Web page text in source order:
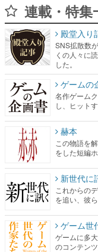
連載・特集
殿堂入り
SNS拡散数
くの人々に
した。
ゲームの
名作ゲーム
し、ヒット
赫本
この物語を
をした短編
新世代に
これからの
を追い、彼
ゲーム世
ゲームに多
のコンテン